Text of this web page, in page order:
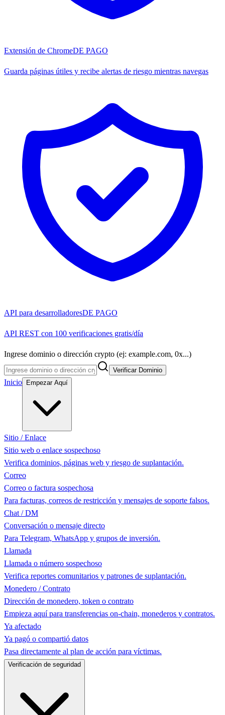
Extensión de ChromeDE PAGO
Guarda páginas útiles y recibe alertas de riesgo mientras navegas
API para desarrolladoresDE PAGO
API REST con 100 verificaciones gratis/día
Ingrese dominio o dirección crypto (ej: example.com, 0x...)
Verificar Dominio
Inicio Empezar Aquí
Sitio / Enlace
Sitio web o enlace sospechoso
Verifica dominios, páginas web y riesgo de suplantación.
Correo
Correo o factura sospechosa
Para facturas, correos de restricción y mensajes de soporte falsos.
Chat / DM
Conversación o mensaje directo
Para Telegram, WhatsApp y grupos de inversión.
Llamada
Llamada o número sospechoso
Verifica reportes comunitarios y patrones de suplantación.
Monedero / Contrato
Dirección de monedero, token o contrato
Empieza aquí para transferencias on-chain, monederos y contratos.
Ya afectado
Ya pagó o compartió datos
Pasa directamente al plan de acción para víctimas.
Verificación de seguridad